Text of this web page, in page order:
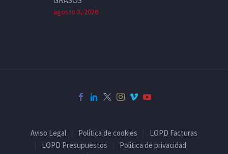
agosto 3, 2026
Aviso Legal Política de cookies
LOPD Facturas
LOPD Presupuestos
Política de privacidad